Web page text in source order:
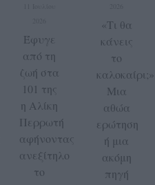
Έφυγε
από τη
ζωή στα
101 της
η Αλίκη
Περρωτή
αφήνοντας
ανεξίτηλο
το
«Τι θα
κάνεις
το
Μια
αθώα
ερώτηση
ή μια
ακόμη
πηγή